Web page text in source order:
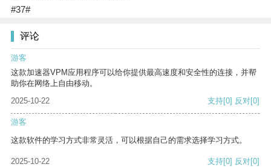
#37#
评论
游客
这款加速器VPM应用程序可以给你提供最高速度和安全性的连接，并帮
助你在网络上自由移动。
2025-10-22
支持[0] 反对[0]
游客
这款软件的学习方式非常灵活，可以根据自己的需求选择学习方式。
2025-10-22 支持[0] 反对[0]